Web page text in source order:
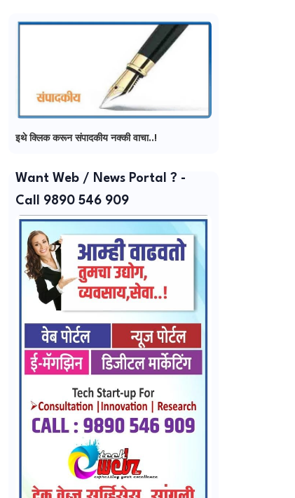
इथे क्लिक करून संपादकीय नक्की वाचा..!
Want Web / News Portal ? -
Call 9890 546 909